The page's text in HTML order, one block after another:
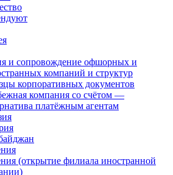
и сопровождение офшорных и
компаний и структур
корпоративных документов
компания со счётом —
платёжным агентам
(открытие филиала иностранной